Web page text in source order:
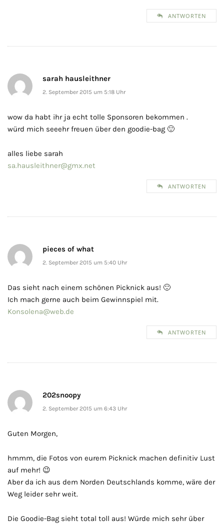
ANTWORTEN
sarah hausleithner
2. September 2015 um 5:18 Uhr
wow da habt ihr ja echt tolle Sponsoren bekommen .
würd mich seeehr freuen über den goodie-bag 🙂
alles liebe sarah
sa.hausleithner@gmx.net
ANTWORTEN
pieces of what
2. September 2015 um 5:40 Uhr
Das sieht nach einem schönen Picknick aus! 🙂
Ich mach gerne auch beim Gewinnspiel mit.
Konsolena@web.de
ANTWORTEN
202snoopy
2. September 2015 um 6:43 Uhr
Guten Morgen,
hmmm, die Fotos von eurem Picknick machen definitiv Lust
auf mehr! 😉
Aber da ich aus dem Norden Deutschlands komme, wäre der
Weg leider sehr weit.
Die Goodie-Bag sieht total toll aus! Würde mich sehr über